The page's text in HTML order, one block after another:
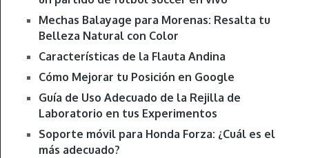
Mechas Balayage para Morenas: Resalta tu
Belleza Natural con Color
Características de la Flauta Andina
Cómo Mejorar tu Posición en Google
Guía de Uso Adecuado de la Rejilla de
Laboratorio en tus Experimentos
Soporte móvil para Honda Forza: ¿Cuál es el
más adecuado?